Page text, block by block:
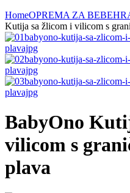
HomeOPREMA ZA BEBE
Kutija sa žlicom i vilicom s
BabyOno
vilicom s
plava